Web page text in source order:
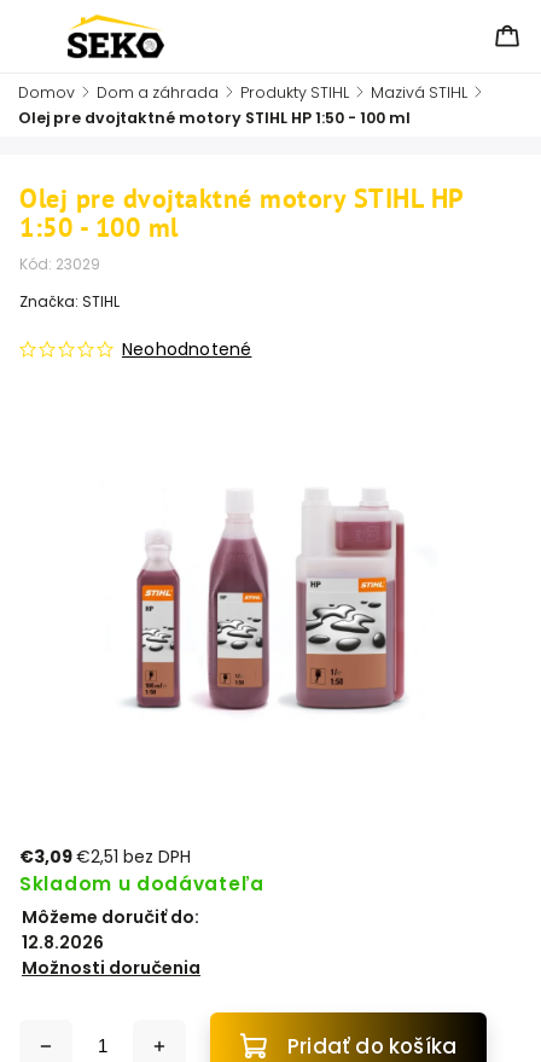
Domov / Dom a záhrada / Produkty STIHL / Mazivá STIHL /
Olej pre dvojtaktné motory STIHL HP 1:50 - 100 ml
Olej pre dvojtaktné motory STIHL HP
1:50 - 100 ml
Kód: 23029
Neohodnotené
Značka: STIHL
€3,09€2,51 bez DPH
Skladom u dodávateľa
Môžeme doručiť do:
12.8.2026
Možnosti doručenia
Pridať do košíka